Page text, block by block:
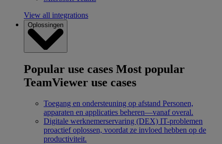
View all integrations
Oplossingen
Popular use cases Most popular
TeamViewer use cases
Toegang en ondersteuning op afstand Personen,
apparaten en applicaties beheren—vanaf overal.
Digitale werknemerservaring (DEX) IT-problemen
proactief oplossen, voordat ze invloed hebben op de
productiviteit.